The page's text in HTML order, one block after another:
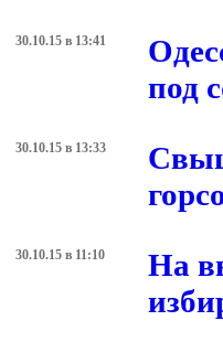
30.10.15 в 13:41
под
30.10.15 в 13:33
30.10.15 в 11:10
На